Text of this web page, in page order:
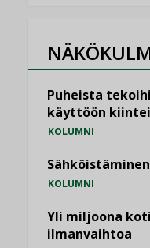
Puheista
käyttöön
KOLUMNI
KOLUMNI
Yli miljoona
ilmanvaihtoa